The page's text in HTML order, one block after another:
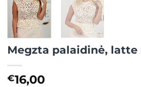
Megzta palaidinė, latte
€16,00